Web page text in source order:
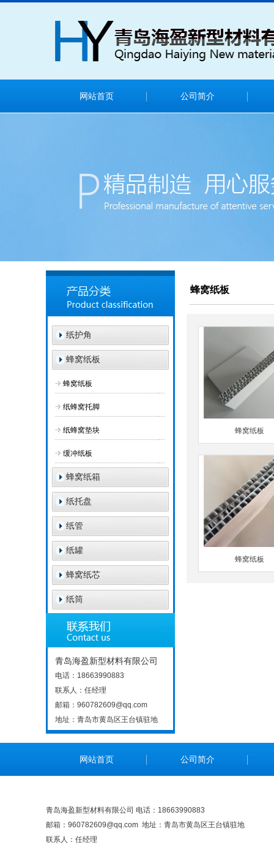
网站首页 公司简介
纸护角
蜂窝纸板
蜂窝纸板
纸蜂窝托脚
纸蜂窝垫块
缓冲纸板
蜂窝纸箱
纸托盘
纸管
纸罐
蜂窝纸芯
纸筒
青岛海盈新型材料有限公司
电话：18663990883
联系人：任经理
邮箱：960782609@qq.com
地址：青岛市黄岛区王台镇驻地
蜂窝纸板
蜂窝纸板
蜂窝纸板
网站首页 公司简介
青岛海盈新型材料有限公司 电话：18663990883
邮箱：960782609@qq.com 地址：青岛市黄岛区王台镇驻地
联系人：任经理